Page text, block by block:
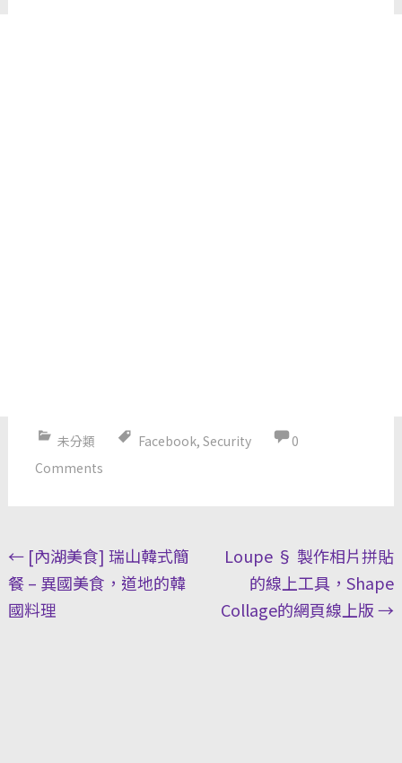
未分類 Facebook, Security
0
Comments
Post
navigation
←[內湖美食] 瑞山韓式簡
餐 – 異國美食，道地的韓
國料理
Loupe § 製作相片拼貼
的線上工具，Shape
Collage的網頁線上版→